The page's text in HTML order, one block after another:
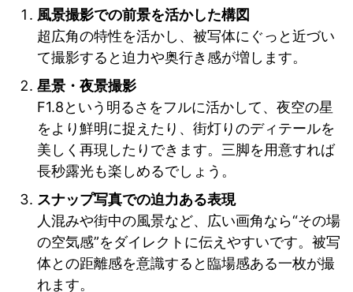
風景撮影での前景を活かした構図
超広角の特性を活かし、被写体にぐっと近づい
て撮影すると迫力や奥行き感が増します。
星景・夜景撮影
F1.8という明るさをフルに活かして、夜空の星
をより鮮明に捉えたり、街灯りのディテールを
美しく再現したりできます。三脚を用意すれば
長秒露光も楽しめるでしょう。
スナップ写真での迫力ある表現
人混みや街中の風景など、広い画角なら“その場
の空気感”をダイレクトに伝えやすいです。被写
体との距離感を意識すると臨場感ある一枚が撮
れます。